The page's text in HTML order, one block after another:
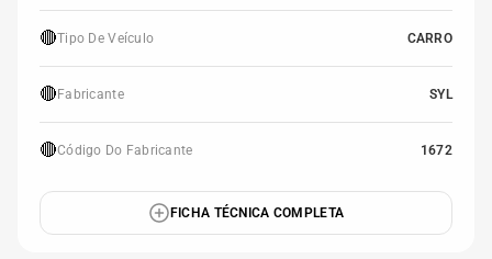
🔴Tipo De Veículo CARRO
🔴 Fabricante SYL
🔴Código Do Fabricante 1672
FICHA TÉCNICA COMPLETA